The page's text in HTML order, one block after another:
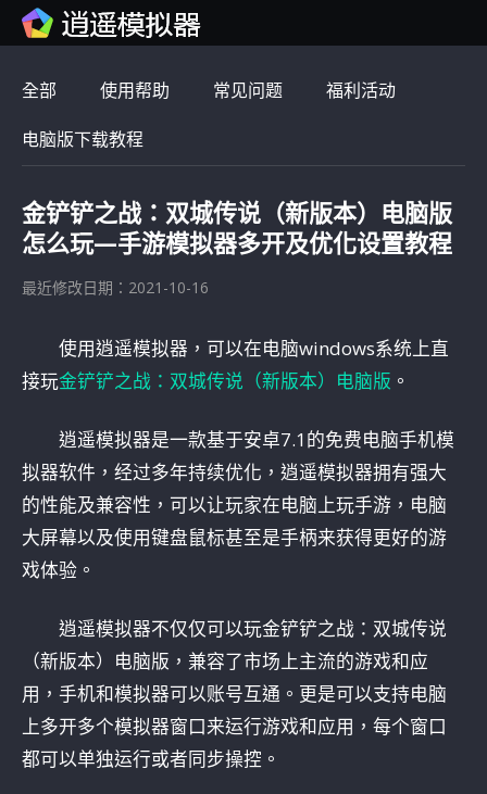
全部 使用帮助 常见问题 福利活动
电脑版下载教程
金铲铲之战：双城传说（新版本）电脑版
怎么玩—手游模拟器多开及优化设置教程
最近修改日期：2021-10-16
使用逍遥模拟器，可以在电脑windows系统上直
接玩金铲铲之战：双城传说（新版本）电脑版 。
逍遥模拟器是一款基于安卓7.1的免费电脑手机模
拟器软件，经过多年持续优化，逍遥模拟器拥有强大
的性能及兼容性，可以让玩家在电脑上玩手游，电脑
大屏幕以及使用键盘鼠标甚至是手柄来获得更好的游
戏体验。
逍遥模拟器不仅仅可以玩金铲铲之战：双城传说
（新版本）电脑版，兼容了市场上主流的游戏和应
用，手机和模拟器可以账号互通。更是可以支持电脑
上多开多个模拟器窗口来运行游戏和应用，每个窗口
都可以单独运行或者同步操控。